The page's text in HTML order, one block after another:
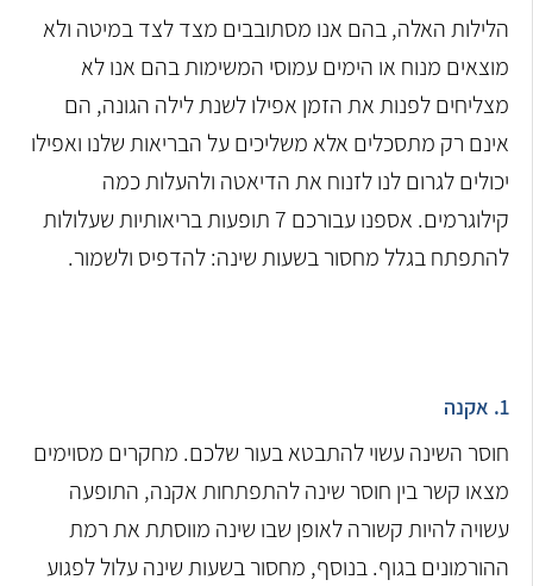
הלילות האלה, בהם אנו מסתובבים מצד לצד במיטה ולא
מוצאים מנוח או הימים עמוסי המשימות בהם אנו לא
מצליחים לפנות את הזמן אפילו לשנת לילה הגונה, הם
אינם רק מתסכלים אלא משליכים על הבריאות שלנו ואפילו
יכולים לגרום לנו לזנוח את הדיאטה ולהעלות כמה
קילוגרמים. אספנו עבורכם 7 תופעות בריאותיות שעלולות
להתפתח בגלל מחסור בשעות שינה: להדפיס ולשמור.
1. אקנה
חוסר השינה עשוי להתבטא בעור שלכם. מחקרים מסוימים
מצאו קשר בין חוסר שינה להתפתחות אקנה, התופעה
עשויה להיות קשורה לאופן שבו שינה מווסתת את רמת
ההורמונים בגוף. בנוסף, מחסור בשעות שינה עלול לפגוע